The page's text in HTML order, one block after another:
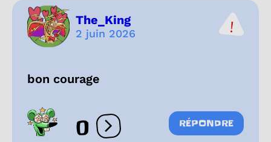
The_King
2 juin 2026
bon courage
0 Ouvrir les réactions
RÉPONDRE